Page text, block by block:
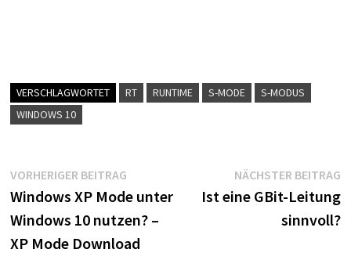
VERSCHLAGWORTET RT RUNTIME S-MODE
S-MODUS
WINDOWS 10
Beitragsnavigation
VORHERIGER BEITRAGVorheriger
Beitrag:
Windows XP Mode unter
Windows 10 nutzen? –
XP Mode Download
NÄCHSTER BEITRAG
Ist eine GBit-Leitung
sinnvoll?